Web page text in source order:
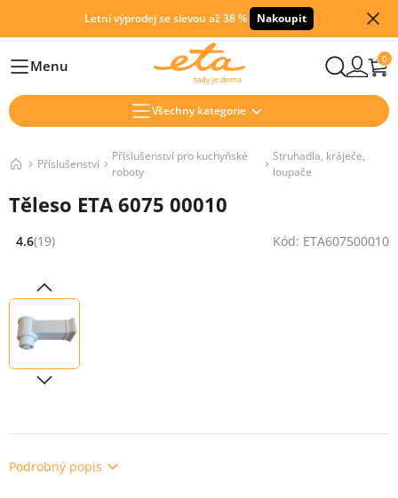
Letní výprodej se slevou až 38 % Nakoupit
HlavníMenu 0
Všechny kategorie
Příslušenství
Příslušenství pro kuchyňské
roboty
Struhadla, kráječe,
loupače
Těleso ETA 6075 00010
Hodnocení: 4.6 z 5 (19 recenzí)
4.6(19) Kód: ETA607500010
Podrobný popis